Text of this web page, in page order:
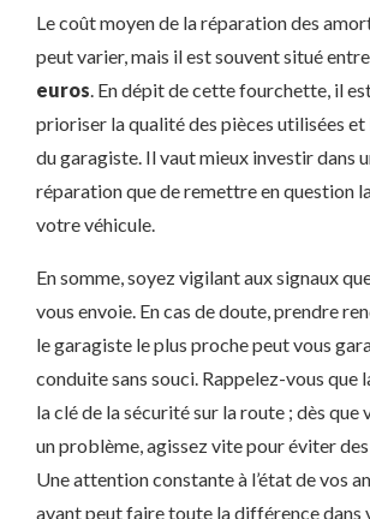
Le coût moyen de la réparation des
peut varier, mais il est souvent situé entre
euros . En dépit de cette fourchette, il
prioriser la qualité des pièces utilisées
du garagiste. Il vaut mieux investir dans
réparation que de remettre en question
votre véhicule.
En somme, soyez vigilant aux signaux
vous envoie. En cas de doute, prendre
le garagiste le plus proche peut vous
conduite sans souci. Rappelez-vous que
la clé de la sécurité sur la route ; dès que
un problème, agissez vite pour éviter
Une attention constante à l’état de vos
avant peut faire toute la différence dans